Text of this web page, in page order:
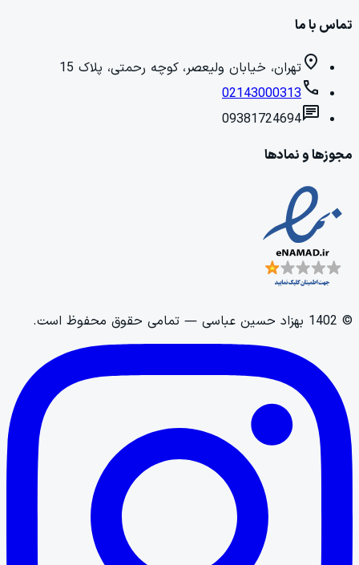
تماس با ما
location_onتهران، خیابان ولیعصر، کوچه رحمتی، پلاک 15
call
02143000313
chat
09381724694
مجوزها و نمادها
©
1402 بهزاد حسین عباسی — تمامی حقوق محفوظ است.